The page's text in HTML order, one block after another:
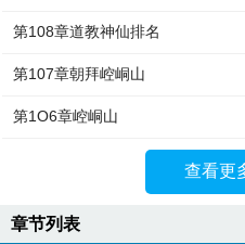
第108章道教神仙排名
第107章朝拜崆峒山
第1O6章崆峒山
查看更
章节列表